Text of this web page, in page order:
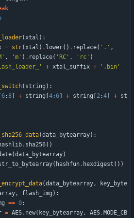
(xtal ) :
= str(xtal ) . lower( ) . replace( ' . ' ,
' , ' m ' ) . replace( ' RC ' , ' rc ' )
' + xtal_suffix + ' .bin '
( string ) :
6:8 + string 4:6 + string 2:4 + st
(data_bytearray) :
. sha256( )
(data_bytearray)
( hashfun. hexdigest ( ) )
(data_bytearray,
key_byte
, flash_img ) :
== 0:
= AES. new( key_bytearray, AES. MODE_CB